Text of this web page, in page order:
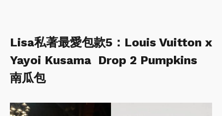
Lisa私著最愛包款5：Louis Vuitton x
Yayoi Kusama Drop 2 Pumpkins
南瓜包